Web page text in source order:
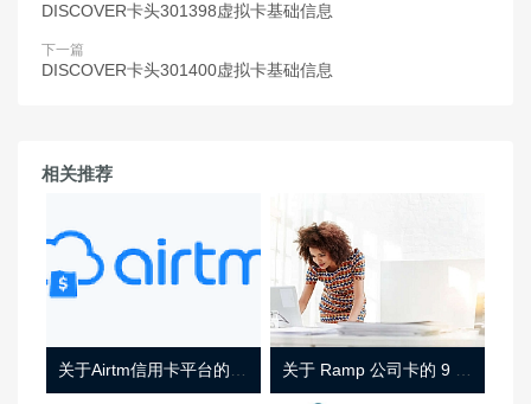
DISCOVER卡头301398虚拟卡基础信息
下一篇
DISCOVER卡头301400虚拟卡基础信息
相关推荐